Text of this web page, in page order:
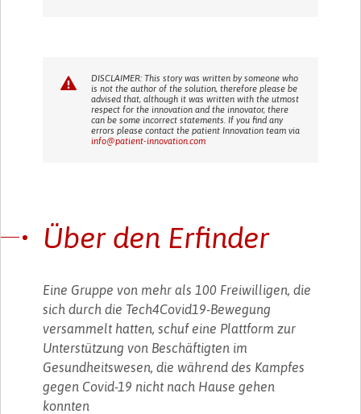
DISCLAIMER: This story was written by someone who
is not the author of the solution, therefore please be
advised that, although it was written with the utmost
respect for the innovation and the innovator, there
can be some incorrect statements. If you find any
errors please contact the patient Innovation team via
info@patient-innovation.com
Über den Erfinder
Eine Gruppe von mehr als 100 Freiwilligen, die
sich durch die Tech4Covid19-Bewegung
versammelt hatten, schuf eine Plattform zur
Unterstützung von Beschäftigten im
Gesundheitswesen, die während des Kampfes
gegen Covid-19 nicht nach Hause gehen
konnten